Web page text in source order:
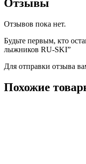
Отзывы
Отзывов пока нет.
Будьте первым, кто
лыжников RU-SKI”
Для отправки отзыва
Похожие